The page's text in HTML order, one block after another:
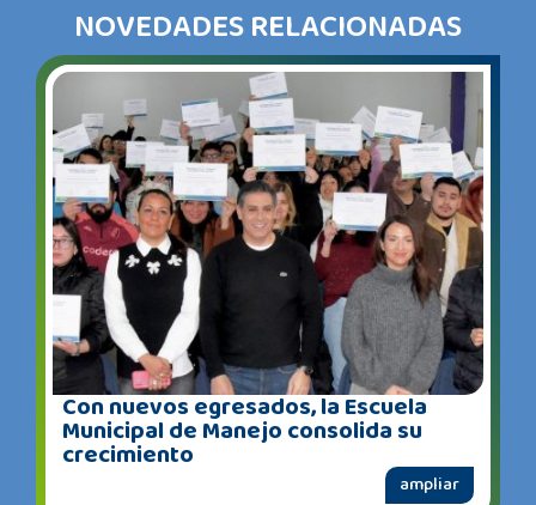
NOVEDADES RELACIONADAS
Con nuevos egresados, la Escuela
Municipal de Manejo consolida su
crecimiento
ampliar